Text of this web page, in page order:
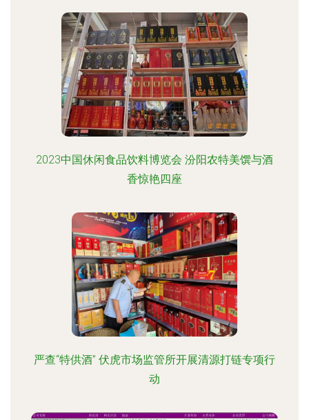
2023中国休闲食品饮料博览会 汾阳农特美馔与酒
香惊艳四座
严查“特供酒” 伏虎市场监管所开展清源打链专项行
动